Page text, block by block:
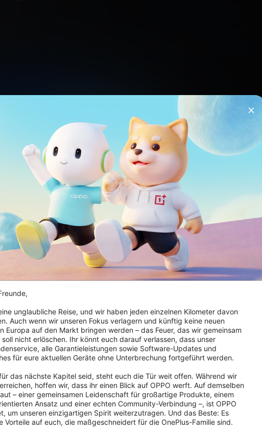
Schnellste mobile CPU der
Unterstützt durch den neuesten
RAM-LPDDR5X Ultra+- und ROM UFS
Apps sofort geöffnet und ein Gaming
unglaubliche Reise, und wir haben jeden einzelnen Kilometer davon
Auch wenn wir unseren Fokus verlagern und künftig keine neuen
Europa auf den Markt bringen werden – das Feuer, das wir gemeinsam
nicht erlöschen. Ihr könnt euch darauf verlassen, dass unser
alle Garantieleistungen sowie Software-Updates und
für eure aktuellen Geräte ohne Unterbrechung fortgeführt werden.
das nächste Kapitel seid, steht euch die Tür weit offen. Während wir
hoffen wir, dass ihr einen Blick auf OPPO werft. Auf demselben
– einer gemeinsamen Leidenschaft für großartige Produkte, einem
Ansatz und einer echten Community-Verbindung –, ist OPPO
um unseren einzigartigen Spirit weiterzutragen. Und das Beste: Es
Vorteile auf euch, die maßgeschneidert für die OnePlus-Familie sind.